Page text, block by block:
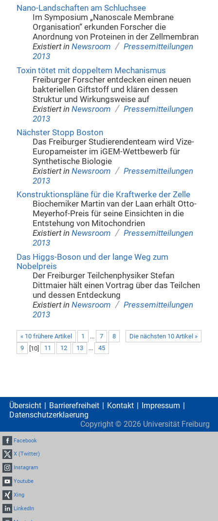
Nano-Landschaften am Schluchsee
Im Symposium „Nanoscale Membrane
Organisation“ erkunden Forscher die
Anordnung von Proteinen in der Zellmembran
Existiert in Newsroom / Pressemitteilungen
2013
Toxin tötet mit doppeltem Mechanismus
Freiburger Forscher entdecken einen neuen
bakteriellen Giftstoff und klären dessen
Struktur und Wirkungsweise auf
Existiert in Newsroom / Pressemitteilungen
2013
Nächster Stopp Boston
Das Freiburger Studierendenteam wird Vize-
Europameister im iGEM-Wettbewerb für
Synthetische Biologie
Existiert in Newsroom / Pressemitteilungen
2013
Konstruktionspläne für die Kraftwerke der Zelle
Biochemiker Martin van der Laan erhält Otto-
Meyerhof-Preis für seine Einsichten in die
Entstehung von Mitochondrien
Existiert in Newsroom / Pressemitteilungen
2013
Das Higgs-Boson und der lange Weg zum
Nobelpreis
Der Freiburger Teilchenphysiker Stefan
Dittmaier hält einen Vortrag über das Teilchen
und dessen Entdeckung
Existiert in Newsroom / Pressemitteilungen
2013
« 10 frühere Artikel Die nächsten 10 Artikel »
1 ... 7
8
9
[10] 11 12 13 ... 45
Übersicht Barrierefreiheit Kontakt
Impressum
Datenschutzerklaerung
Copyright © 2026 Universität Freiburg
Facebook
X (Twitter)
Instagram
Youtube
Xing
LinkedIn